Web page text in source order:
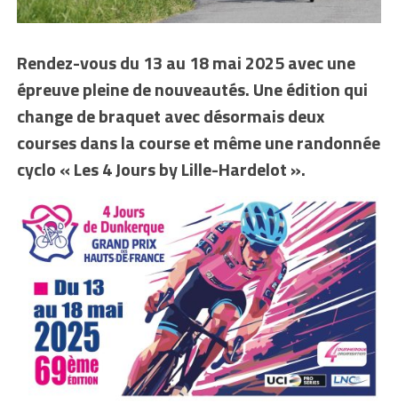
Rendez-vous du 13 au 18 mai 2025 avec une
épreuve pleine de nouveautés. Une édition qui
change de braquet avec désormais deux
courses dans la course et même une randonnée
cyclo « Les 4 Jours by Lille-Hardelot ».